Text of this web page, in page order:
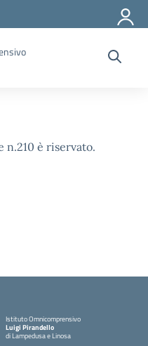
è riservato.
Istituto Omnicomprensivo
Luigi Pirandello
di Lampedusa e Linosa